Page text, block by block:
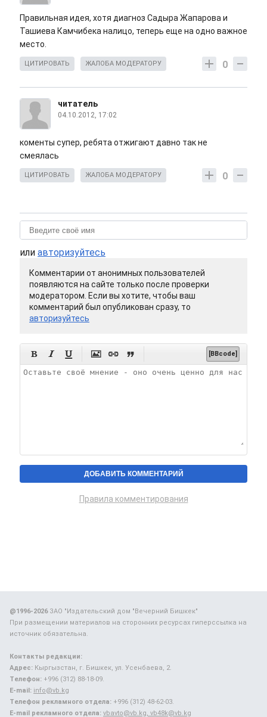
Правильная идея, хотя диагноз Садыра Жапарова и
Ташиева Камчибека налицо, теперь еще на одно важное
место.
0
ЦИТИРОВАТЬ ЖАЛОБА МОДЕРАТОРУ
читатель
04.10.2012, 17:02
коменты супер, ребята отжигают давно так не
смеялась
0
ЦИТИРОВАТЬ ЖАЛОБА МОДЕРАТОРУ
или авторизуйтесь
Комментарии от анонимных пользователей
появляются на сайте только после проверки
модератором. Если вы хотите, чтобы ваш
комментарий был опубликован сразу, то
авторизуйтесь
      [BBcode]
Правила комментирования
@1996-2026ЗАО "Издательский дом "Вечерний Бишкек"
При размещении материалов на сторонних ресурсах гиперссылка на
источник обязательна.
Контакты редакции:
Адрес: Кыргызстан, г. Бишкек, ул. Усенбаева, 2.
Телефон: +996 (312) 88-18-09.
E-mail: info@vb.kg
Телефон рекламного отдела: +996 (312) 48-62-03.
E-mail рекламного отдела: vbavto@vb.kg, vb48k@vb.kg